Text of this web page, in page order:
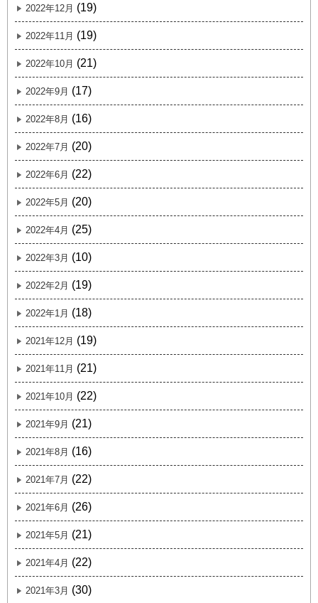
2022年12月 (19)
2022年11月 (19)
2022年10月 (21)
2022年9月 (17)
2022年8月 (16)
2022年7月 (20)
2022年6月 (22)
2022年5月 (20)
2022年4月 (25)
2022年3月 (10)
2022年2月 (19)
2022年1月 (18)
2021年12月 (19)
2021年11月 (21)
2021年10月 (22)
2021年9月 (21)
2021年8月 (16)
2021年7月 (22)
2021年6月 (26)
2021年5月 (21)
2021年4月 (22)
2021年3月 (30)